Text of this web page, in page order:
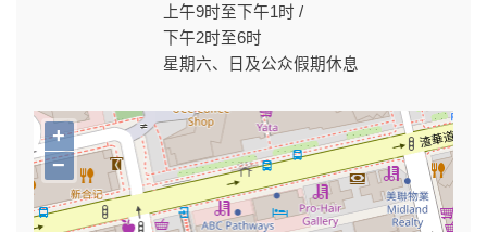
上午9时至下午1时 /
下午2时至6时
星期六、日及公众假期休息
+
−